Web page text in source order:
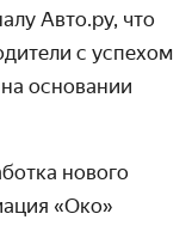
Авто.ру, что
с успехом
основании
нового
«Око»